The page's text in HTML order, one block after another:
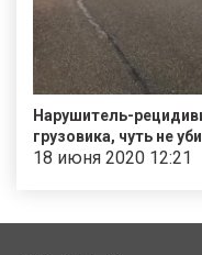
Нарушитель-
грузовика, чуть не
18 июня 2020 12:21